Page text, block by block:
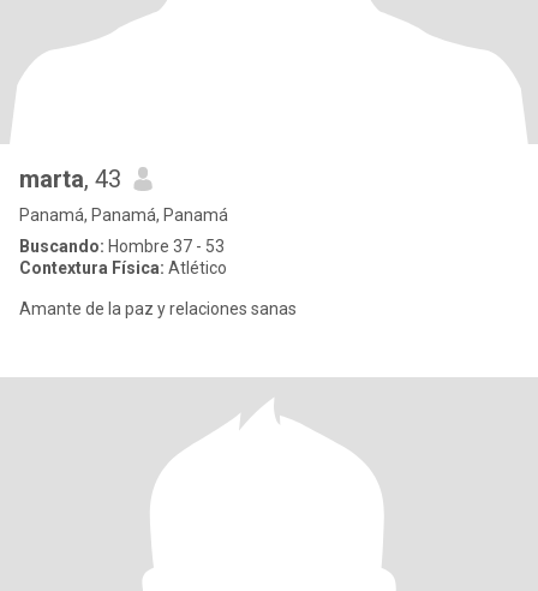
marta, 43
Panamá, Panamá, Panamá
Buscando: Hombre 37 - 53
Contextura Física: Atlético
Amante de la paz y relaciones sanas